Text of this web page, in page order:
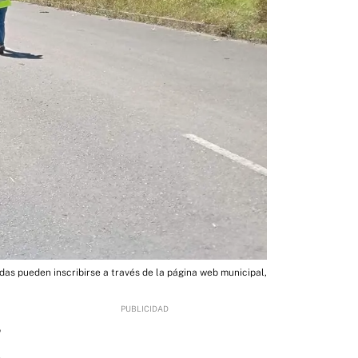
pueden inscribirse a través de la página web municipal,